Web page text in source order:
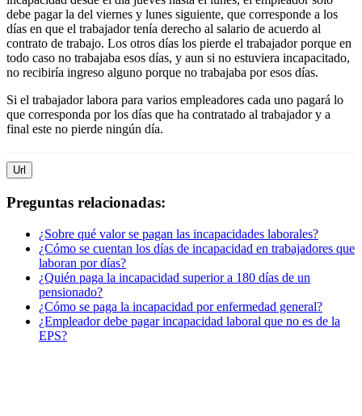
debe pagar la del viernes y lunes siguiente, que corresponde a los
días en que el trabajador tenía derecho al salario de acuerdo al
contrato de trabajo. Los otros días los pierde el trabajador porque en
todo caso no trabajaba esos días, y aun si no estuviera incapacitado,
no recibiría ingreso alguno porque no trabajaba por esos días.
Si el trabajador labora para varios empleadores cada uno pagará lo
que corresponda por los días que ha contratado al trabajador y a
final este no pierde ningún día.
Url
Preguntas relacionadas:
¿Sobre qué valor se pagan las incapacidades laborales?
¿Cómo se cuentan los días de incapacidad en trabajadores que
laboran por días?
¿Quién paga la incapacidad superior a 180 días de un
pensionado?
¿Cómo se paga la incapacidad por enfermedad general?
¿Empleador debe pagar incapacidad laboral que no es de la
EPS?